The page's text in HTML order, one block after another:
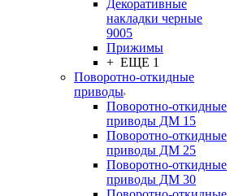
Декоративные
накладки черные
9005
Прижимы
+ ЕЩЕ 1
Поворотно-откидные
приводы
Поворотно-откидные
приводы ДМ 15
Поворотно-откидные
приводы ДМ 25
Поворотно-откидные
приводы ДМ 30